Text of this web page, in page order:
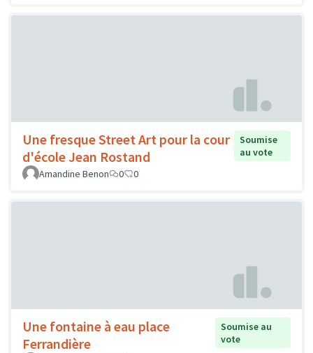
Une fresque Street Art pour la cour
d'école Jean Rostand
Soumise
au vote
Amandine Benon
0 0
Une fontaine à eau place
Ferrandière
Soumise au
vote